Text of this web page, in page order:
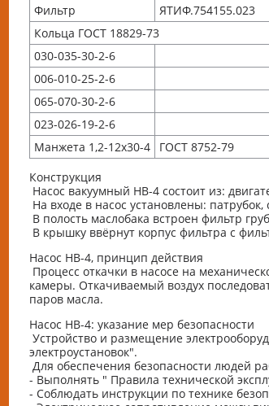
Фильтр
ЯТИФ.754155.023
Кольца ГОСТ 18829-73
030-035-30-2-6
006-010-25-2-6
065-070-30-2-6
023-026-19-2-6
Манжета 1,2-12х30-4
ГОСТ 8752-79
Конструкция
Насос вакуумный НВ-4 состоит из:
На входе в насос установлены:
В полость маслобака встроен фильтр
В крышку ввёрнут корпус фильтра с
Насос НВ-4, принцип действия
Процесс откачки в насосе на
камеры. Откачиваемый воздух
паров масла.
Насос НВ-4: указание мер безопасности
Устройство и размещение
электроустановок".
Для обеспечения безопасности людей
- Выполнять " Правила технической
- Соблюдать инструкции по технике